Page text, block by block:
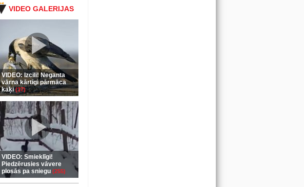
VIDEO GALERIJAS
VIDEO: Izcili! Neganta
vārna kārtīgi pārmāca
kaķi(37)
VIDEO: Smieklīgi!
Piedzērusies vāvere
plosās pa sniegu (255)